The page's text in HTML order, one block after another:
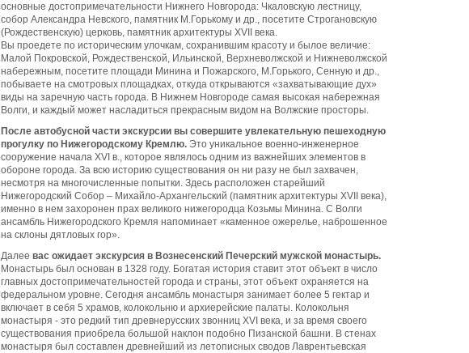
основные достопримечательности Нижнего Новгорода: Чкаловскую лестницу,
собор Александра Невского, памятник М.Горькому и др., посетите Строгановскую
(Рождественскую) церковь, памятник архитектуры ХVII века.
Вы проедете по историческим улочкам, сохранившим красоту и былое величие:
Малой Покровской, Рождественской, Ильинской, Верхневолжской и Нижневолжской
набережным, посетите площади Минина и Пожарского, М.Горького, Сенную и др.,
побываете на смотровых площадках, откуда открываются «захватывающие дух»
виды на заречную часть города. В Нижнем Новгороде самая высокая набережная
Волги, и каждый может насладиться прекрасным видом на Волжские просторы.
После автобусной части экскурсии вы совершите увлекательную пешеходную
прогулку по Нижегородскому Кремлю. Это уникальное военно-инженерное
сооружение начала XVI в., которое являлось одним из важнейших элементов в
обороне города. За всю историю существования он ни разу не был захвачен,
несмотря на многочисленные попытки. Здесь расположен старейший
Нижегородский Собор – Михайло-Архангельский (памятник архитектуры ХVII века),
именно в нем захоронен прах великого нижегородца Козьмы Минина. С Волги
ансамбль Нижегородского Кремля напоминает «каменное ожерелье, наброшенное
на склоны дятловых гор».
Далее вас ожидает экскурсия в Вознесенский Печерский мужской монастырь.
Монастырь был основан в 1328 году. Богатая история ставит этот объект в число
главных достопримечательностей города и страны, этот объект охраняется на
федеральном уровне. Сегодня ансамбль монастыря занимает более 5 гектар и
включает в себя 5 храмов, колокольню и архиерейские палаты. Колокольня
монастыря - это редкий тип древнерусских звонниц ХVI века, и за время своего
существования приобрела большой наклон подобно Пизанской башни. В стенах
монастыря был составлен древнейший из летописных сводов Лаврентьевская